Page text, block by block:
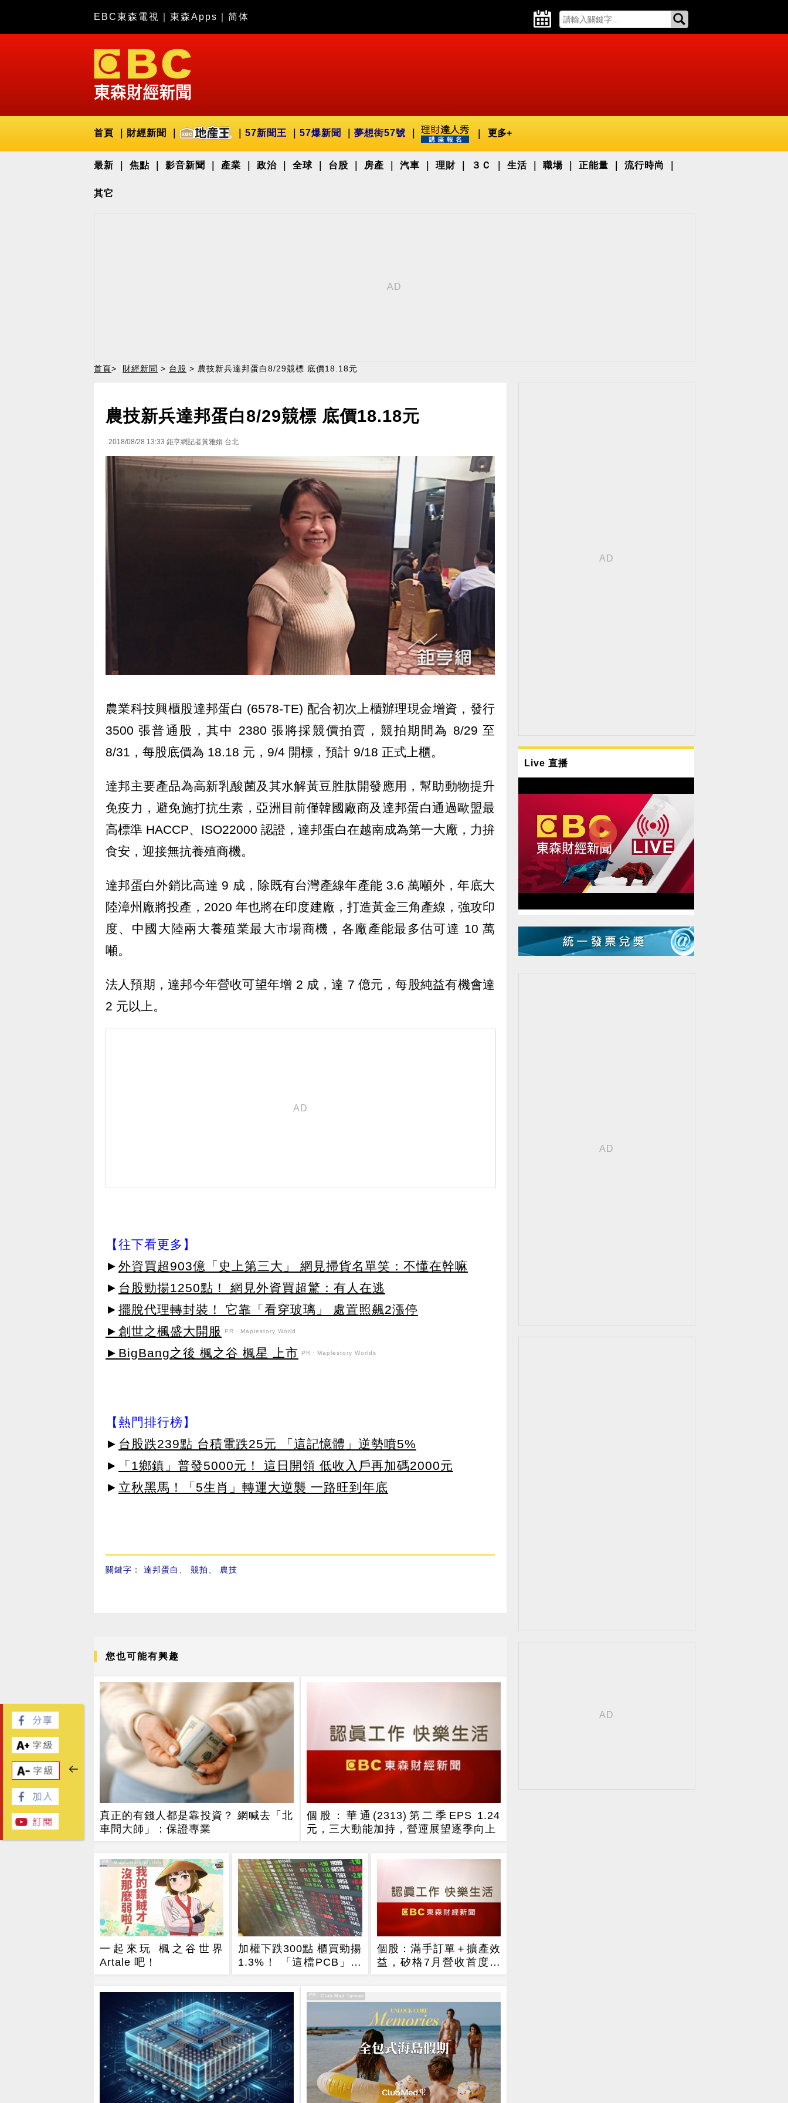
EBC東森電視 東森Apps 简体
首頁 財經新聞 57新聞王 57爆新聞 夢想街57號 更多+
最新 焦點 影音新聞 產業 政治 全球 台股 房產 汽車 理財 ３Ｃ 生活 職場 正能量 流行時尚
其它
首頁> 財經新聞 > 台股 > 農技新兵達邦蛋白8/29競標 底價18.18元
農技新兵達邦蛋白8/29競標 底價18.18元
2018/08/28 13:33 鉅亨網記者黃雅娟 台北
農業科技興櫃股達邦蛋白 (6578-TE) 配合初次上櫃辦理現金增資，發行
3500 張普通股，其中 2380 張將採競價拍賣，競拍期間為 8/29 至
8/31，每股底價為 18.18 元，9/4 開標，預計 9/18 正式上櫃。
達邦主要產品為高新乳酸菌及其水解黃豆胜肽開發應用，幫助動物提升
免疫力，避免施打抗生素，亞洲目前僅韓國廠商及達邦蛋白通過歐盟最
高標準 HACCP、ISO22000 認證，達邦蛋白在越南成為第一大廠，力拚
食安，迎接無抗養殖商機。
達邦蛋白外銷比高達 9 成，除既有台灣產線年產能 3.6 萬噸外，年底大
陸漳州廠將投產，2020 年也將在印度建廠，打造黃金三角產線，強攻印
度、中國大陸兩大養殖業最大市場商機，各廠產能最多估可達 10 萬
噸。
法人預期，達邦今年營收可望年增 2 成，達 7 億元，每股純益有機會達
2 元以上。
【往下看更多】
► 外資買超903億「史上第三大」 網見掃貨名單笑：不懂在幹嘛
► 台股勁揚1250點！ 網見外資買超驚：有人在逃
► 擺脫代理轉封裝！ 它靠「看穿玻璃」 處置照飆2漲停
►創世之楓盛大開服
PR・Maplestory World
►BigBang之後 楓之谷 楓星 上市 PR・Maplestory Worlds
【熱門排行榜】
► 台股跌239點 台積電跌25元 「這記憶體」逆勢噴5%
►
「1鄉鎮」普發5000元！ 這日開領 低收入戶再加碼2000元
► 立秋黑馬！「5生肖」轉運大逆襲 一路旺到年底
關鍵字： 達邦蛋白 競拍 農技
您也可能有興趣
真正的有錢人都是靠投資？ 網喊去「北
車問大師」：保證專業
個股：華通(2313)第二季EPS 1.24
元，三大動能加持，營運展望逐季向上
PR
一起來玩 楓之谷世界
Artale 吧！
PR・Maplestory Worlds
加權下跌300點 櫃買勁揚
1.3%！ 「這檔PCB」連
3天漲停
個股：滿手訂單＋擴產效
益，矽格7月營收首度站
上20億元創高，後續會
PR
PR・Club Med Taiwan
Live 直播